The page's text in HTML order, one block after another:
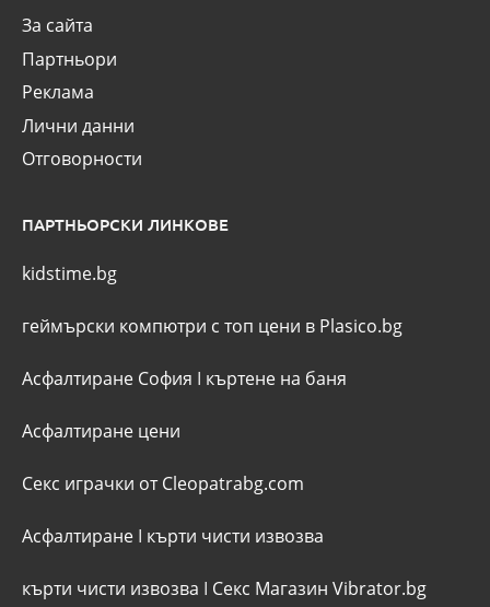
За сайта
Партньори
Реклама
Лични данни
Отговорности
ПАРТНЬОРСКИ ЛИНКОВЕ
kidstime.bg
геймърски компютри с топ цени в Plasico.bg
Асфалтиране София I къртене на баня
Асфалтиране цени
Секс играчки от Cleopatrabg.com
Асфалтиране I кърти чисти извозва
кърти чисти извозва I Секс Магазин Vibrator.bg